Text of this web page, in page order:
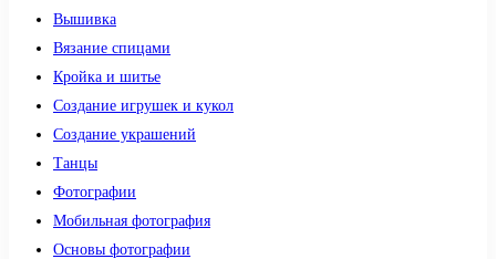
Вышивка
Вязание спицами
Кройка и шитье
Создание игрушек и кукол
Создание украшений
Танцы
Фотографии
Мобильная фотография
Основы фотографии